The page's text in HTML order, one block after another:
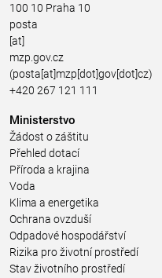
100 10 Praha 10
posta
[at]
mzp.gov.cz
(posta[at]mzp[dot]gov[dot]cz)
+420 267 121 111
Ministerstvo
Žádost o záštitu
Přehled dotací
Příroda a krajina
Voda
Klima a energetika
Ochrana ovzduší
Odpadové hospodářství
Rizika pro životní prostředí
Stav životního prostředí